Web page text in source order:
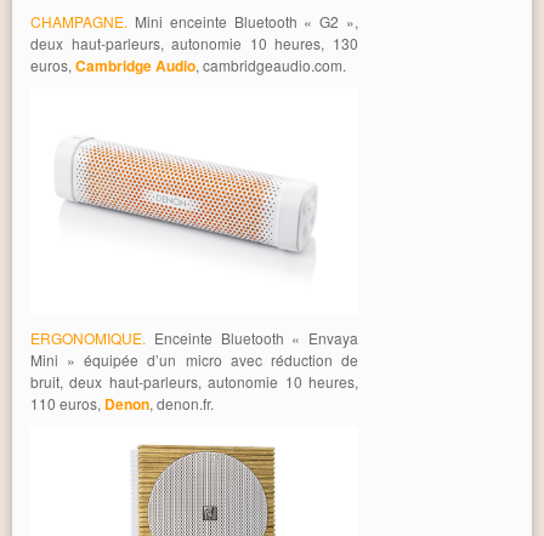
CHAMPAGNE. Mini enceinte Bluetooth « G2 »,
deux haut-parleurs, autonomie 10 heures, 130
euros, Cambridge Audio, cambridgeaudio.com.
ERGONOMIQUE. Enceinte Bluetooth « Envaya
Mini » équipée d’un micro avec réduction de
bruit, deux haut-parleurs, autonomie 10 heures,
110 euros, Denon, denon.fr.